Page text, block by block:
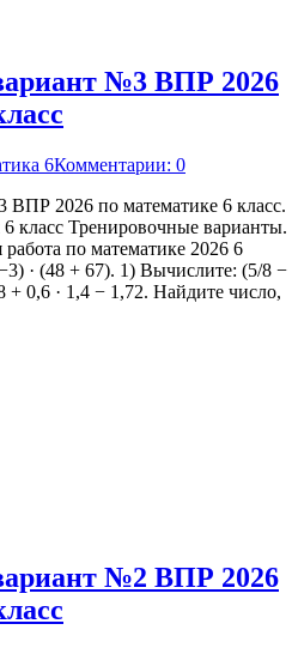
№3 ВПР 2026
6Комментарии: 0
2026 по математике 6 класс.
класс Тренировочные варианты.
по математике 2026 6
· (48 + 67). 1) Вычислите: (5/8 −
+ 0,6 · 1,4 − 1,72. Найдите число,
№2 ВПР 2026